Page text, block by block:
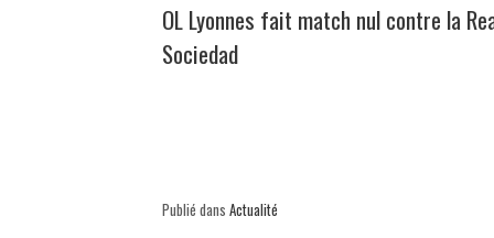
OL Lyonnes fait match nul contre la
Sociedad
Publié dans Actualité